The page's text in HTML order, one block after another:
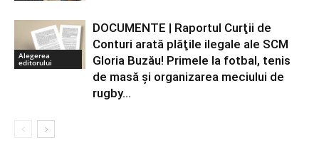
Alegerea
editorului
DOCUMENTE | Raportul Curţii de
Conturi arată plăţile ilegale ale SCM
Gloria Buzău! Primele la fotbal, tenis
de masă şi organizarea meciului de
rugby...